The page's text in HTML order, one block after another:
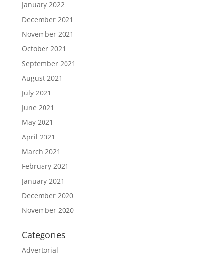
January 2022
December 2021
November 2021
October 2021
September 2021
August 2021
July 2021
June 2021
May 2021
April 2021
March 2021
February 2021
January 2021
December 2020
November 2020
Categories
Advertorial